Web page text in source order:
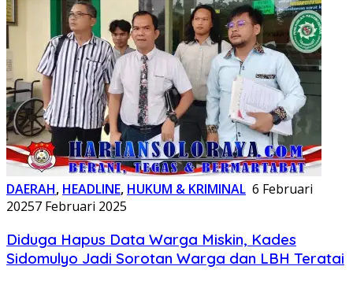
DAERAH, HEADLINE, HUKUM & KRIMINAL 6 Februari
20257 Februari 2025
Diduga Hapus Data Warga Miskin, Kades
Sidomulyo Jadi Sorotan Warga dan LBH Teratai